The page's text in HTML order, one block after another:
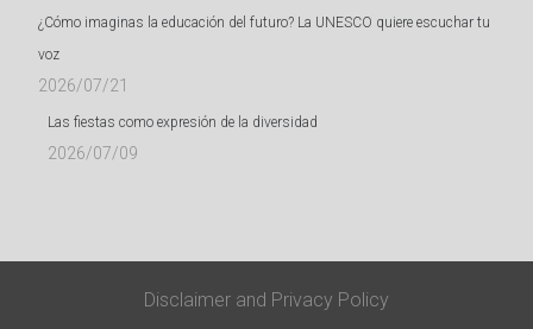
¿Cómo imaginas la educación del futuro? La UNESCO quiere escuchar tu
voz
2026/07/21
Las fiestas como expresión de la diversidad
2026/07/09
Disclaimer and Privacy Policy